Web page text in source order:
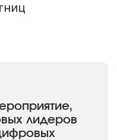
лидеров